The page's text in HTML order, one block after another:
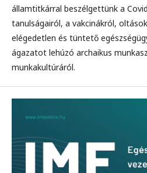
államtitkárral beszélgettünk a
tanulságairól, a vakcinákról,
elégedetlen és tüntető
ágazatot lehúzó archaikus
munkakultúráról.